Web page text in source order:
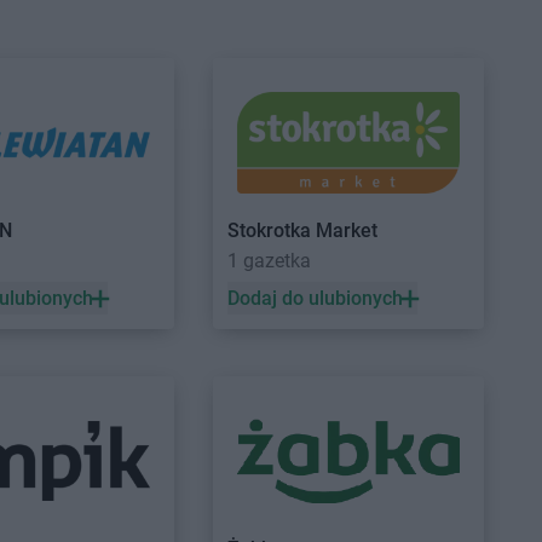
Szczecin
abra meble Szczecinek
Stokrotka Market
1 gazetka
Dodaj do ulubionych